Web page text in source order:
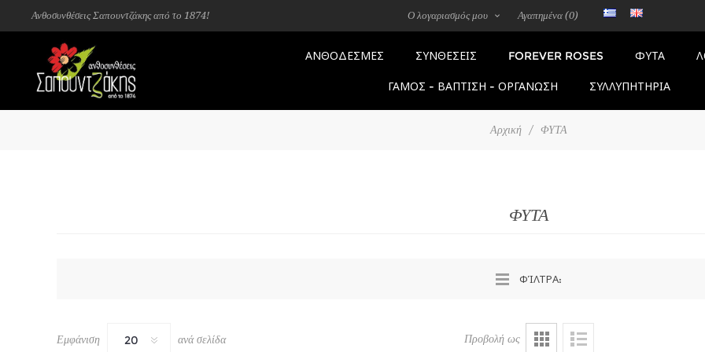
Ανθοσυνθέσεις Σαπουντζάκης από το 1874! Ο λογαριασμός μου Αγαπημένα (0)
ΑΝΘΟΔΕΣΜΕΣ ΣΥΝΘΕΣΕΙΣ FOREVER ROSES ΦΥΤΑ
ΓΑΜΟΣ - ΒΑΠΤΙΣΗ - ΟΡΓΑΝΩΣΗ ΣΥΛΛΥΠΗΤΗΡΙΑ
Αρχική / ΦΥΤΑ
ΦΊΛΤΡΑ:
ΦΥΤΑ
Προβολή ως
Εμφάνιση 20 ανά σελίδα